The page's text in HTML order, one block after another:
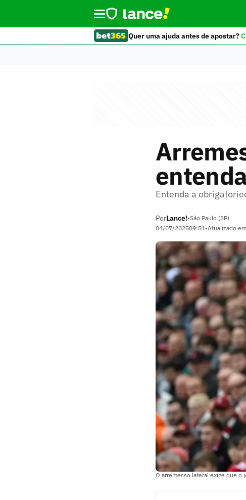
Quer uma ajuda antes de apostar?
Entenda a
PorLance!•São Paulo (SP)
04/07/202509:51•Atualizado em
O arremesso lateral exige que o